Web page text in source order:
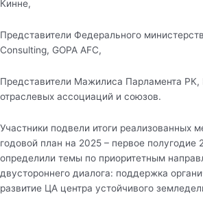
Кинне,
Представители Федерального
Consulting, GOPA AFC,
Представители Мажилиса Парламента
отраслевых ассоциаций и союзов.
Участники подвели итоги реализованных
годовой план на 2025 – первое полугодие
определили темы по приоритетным
двустороннего диалога: поддержка
развитие ЦА центра устойчивого